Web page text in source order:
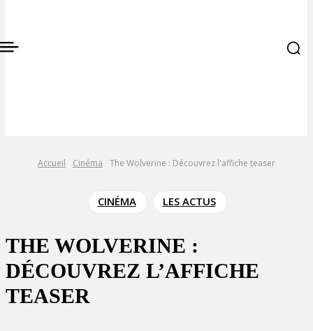
Accueil Cinéma The Wolverine : Découvrez l'affiche teaser
CINÉMA LES ACTUS
THE WOLVERINE :
DÉCOUVREZ L’AFFICHE
TEASER